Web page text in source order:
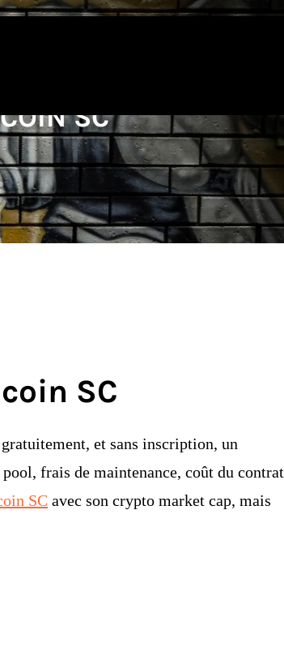
SC
SC
et sans inscription, un
frais de maintenance, coût du contrat
SC avec son crypto market cap, mais